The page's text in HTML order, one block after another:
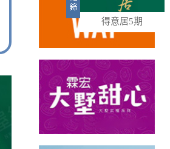
得意居5期
大墅甜心